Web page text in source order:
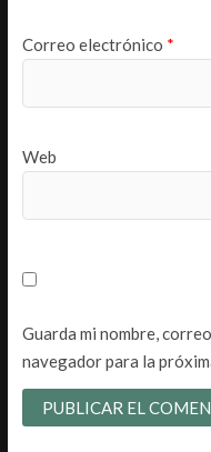
Correo electrónico *
Web
Guarda mi nombre,
navegador para la